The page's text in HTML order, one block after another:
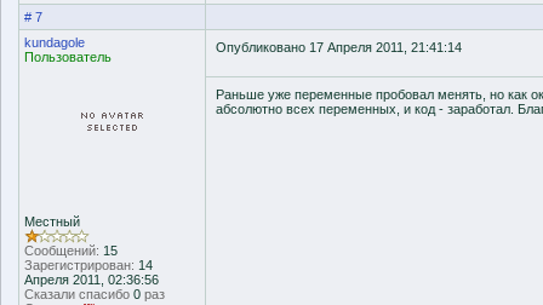
# 7
kundagole
Пользователь
Местный
Сообщений: 15
Зарегистрирован: 14
Апреля 2011, 02:36:56
Сказали спасибо 0 раз
Опубликовано 17 Апреля 2011, 21:41:14
Раньше уже переменные пробовал менять, но как
абсолютно всех переменных, и код - заработал.